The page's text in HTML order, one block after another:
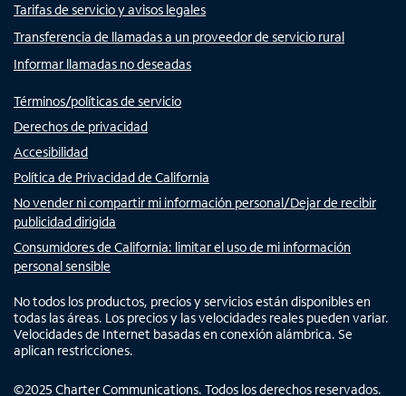
Tarifas de servicio y avisos legales
Transferencia de llamadas a un proveedor de servicio rural
Informar llamadas no deseadas
Términos/políticas de servicio
Derechos de privacidad
Accesibilidad
Política de Privacidad de California
No vender ni compartir mi información personal/Dejar de recibir
publicidad dirigida
Consumidores de California: limitar el uso de mi información
personal sensible
No todos los productos, precios y servicios están disponibles en
todas las áreas. Los precios y las velocidades reales pueden variar.
Velocidades de Internet basadas en conexión alámbrica. Se
aplican restricciones.
©2025 Charter Communications. Todos los derechos reservados.